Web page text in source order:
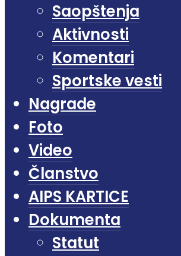
Saopštenja
Aktivnosti
Komentari
Sportske vesti
Nagrade
Foto
Video
Članstvo
AIPS KARTICE
Dokumenta
Statut